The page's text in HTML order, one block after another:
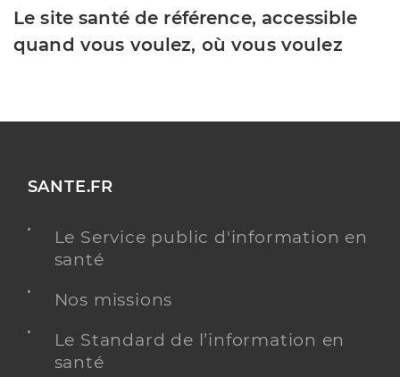
Le site santé de référence, accessible
quand vous voulez, où vous voulez
SANTE.FR
Le Service public d'information en
santé
Nos missions
Le Standard de l’information en
santé